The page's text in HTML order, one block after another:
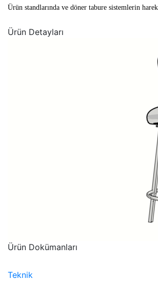
Ürün standlarında ve döner tabure sistemlerin
Ürün Detayları
Ürün Dokümanları
Teknik